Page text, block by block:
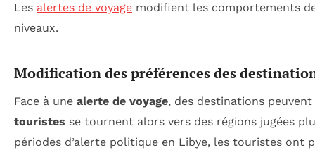
Les alertes de voyage modifient les comportements
niveaux.
Modification des préférences des
Face à une alerte de voyage, des destinations
touristes se tournent alors vers des régions jugées
périodes d’alerte politique en Libye, les touristes ont